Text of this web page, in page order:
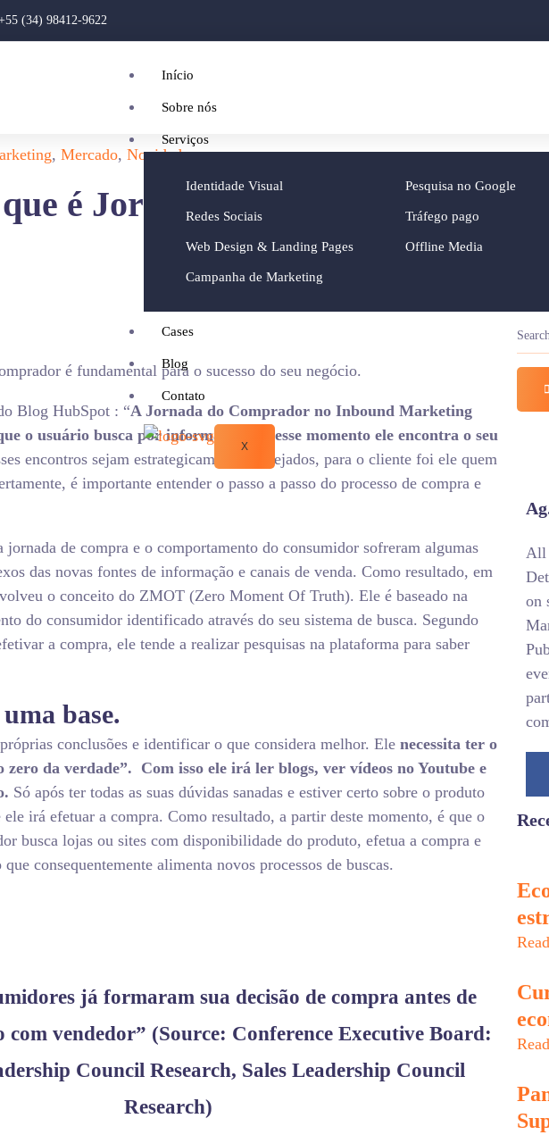
(34) 98412-9622
Início
Sobre nós
Serviços
Identidade Visual
Redes Sociais
Web Design & Landing Pages
Campanha de Marketing
Pesquisa no Google
Tráfego pago
Offline Media
Cases
Blog
Contato
X
, Mercado, Novidades
é Jornada do Comprador
é fundamental para o sucesso do seu negócio.
Blog HubSpot : “A Jornada do Comprador no Inbound Marketing
o usuário busca por informações e nesse momento ele encontra o seu
encontros sejam estrategicamente planejados, para o cliente foi ele quem
é importante entender o passo a passo do processo de compra e
jornada de compra e o comportamento do consumidor sofreram algumas
das novas fontes de informação e canais de venda. Como resultado, em
o conceito do ZMOT (Zero Moment Of Truth). Ele é baseado na
do consumidor identificado através do seu sistema de busca. Segundo
a compra, ele tende a realizar pesquisas na plataforma para saber
base.
conclusões e identificar o que considera melhor. Ele necessita ter o
zero da verdade”. Com isso ele irá ler blogs, ver vídeos no Youtube e
Só após ter todas as suas dúvidas sanadas e estiver certo sobre o produto
irá efetuar a compra. Como resultado, a partir deste momento, é que o
busca lojas ou sites com disponibilidade do produto, efetua a compra e
consequentemente alimenta novos processos de buscas.
já formaram sua decisão de compra antes de
vendedor” (Source: Conference Executive Board:
Council Research, Sales Leadership Council
Research)
All
on